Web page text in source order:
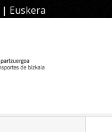
| Euskera